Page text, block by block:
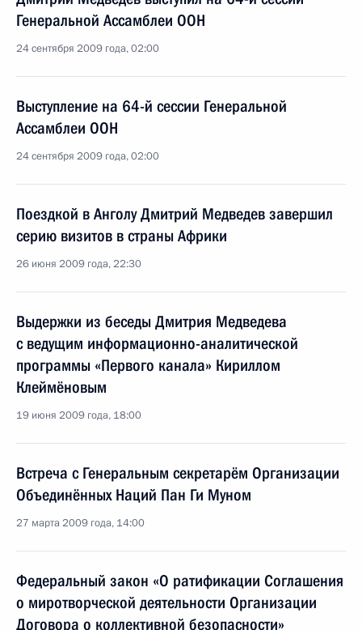
Генеральной Ассамблеи ООН
24 сентября 2009 года, 02:00
Выступление на 64-й сессии Генеральной
Ассамблеи ООН
24 сентября 2009 года, 02:00
Поездкой в Анголу Дмитрий Медведев завершил
серию визитов в страны Африки
26 июня 2009 года, 22:30
Выдержки из беседы Дмитрия Медведева
с ведущим информационно-аналитической
программы «Первого канала» Кириллом
Клеймёновым
19 июня 2009 года, 18:00
Встреча с Генеральным секретарём Организации
Объединённых Наций Пан Ги Муном
27 марта 2009 года, 14:00
Федеральный закон «О ратификации Соглашения
о миротворческой деятельности Организации
Договора о коллективной безопасности»